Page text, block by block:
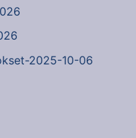
2025-10-06